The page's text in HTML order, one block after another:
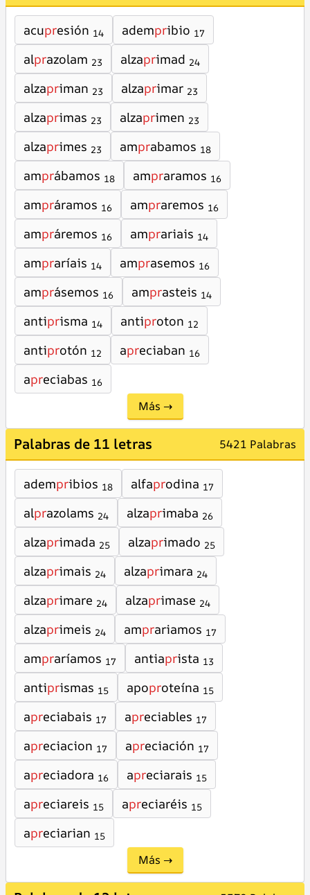
acupresión 14 adempribio 17
alprazolam 23 alzaprimad 24
alzapriman 23 alzaprimar 23
alzaprimas 23 alzaprimen 23
alzaprimes 23 amprabamos 18
amprábamos 18 ampraramos 16
ampráramos 16 ampraremos 16
ampráremos 16 amprariais 14
ampraríais 14 amprasemos 16
amprásemos 16 amprasteis 14
antiprisma 14 antiproton 12
antiprotón 12 apreciaban 16
apreciabas 16
Más →
Palabras de 11 letras 5421 Palabras
adempribios 18 alfaprodina 17
alprazolams 24 alzaprimaba 26
alzaprimada 25 alzaprimado 25
alzaprimais 24 alzaprimara 24
alzaprimare 24 alzaprimase 24
alzaprimeis 24 amprariamos 17
ampraríamos 17 antiaprista 13
antiprismas 15 apoproteína 15
apreciabais 17 apreciables 17
apreciacion 17 apreciación 17
apreciadora 16 apreciarais 15
apreciareis 15 apreciaréis 15
apreciarian 15
Más →